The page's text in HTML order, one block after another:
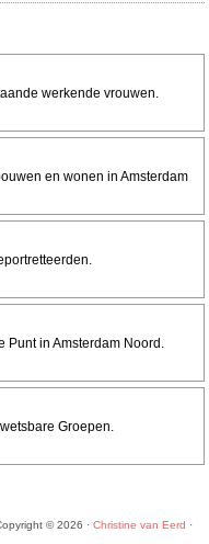
werkende vrouwen.
en wonen in Amsterdam
Punt in Amsterdam Noord.
Groepen.
© 2026 · Christine van Eerd ·